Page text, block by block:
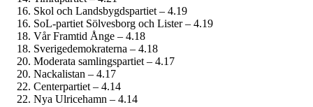
Skol och Landsbygdspartiet – 4.19
SoL-partiet Sölvesborg och Lister – 4.19
Vår Framtid Ånge – 4.18
Sverige­demokraterna – 4.18
Moderata samlingspartiet – 4.17
Nackalistan – 4.17
Centerpartiet – 4.14
Nya Ulricehamn – 4.14